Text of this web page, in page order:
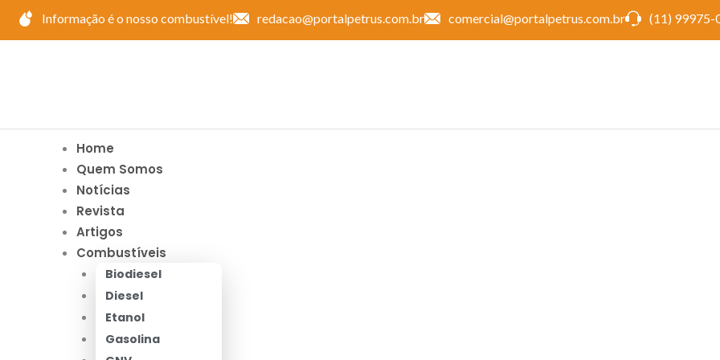
para
Informação é o nosso combustível! redacao@portalpetrus.com.br comercial@portalpetrus.com.br (11) 99975-
Home
Quem Somos
Notícias
Revista
Artigos
Combustíveis
Biodiesel
Diesel
Etanol
Gasolina